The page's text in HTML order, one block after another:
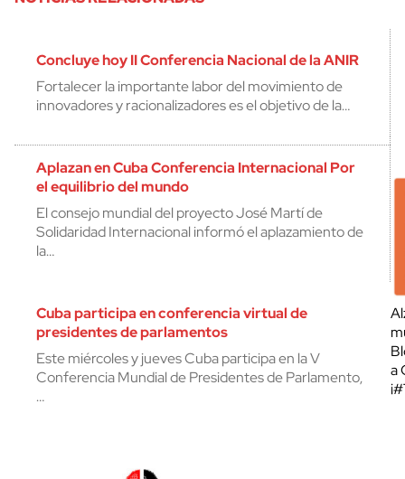
Concluye hoy II Conferencia Nacional de la ANIR
Fortalecer la importante labor del movimiento de
innovadores y racionalizadores es el objetivo de la…
Aplazan en Cuba Conferencia Internacional Por
el equilibrio del mundo
El consejo mundial del proyecto José Martí de
Solidaridad Internacional informó el aplazamiento de
la…
Cuba participa en conferencia virtual de
presidentes de parlamentos
Este miércoles y jueves Cuba participa en la V
Conferencia Mundial de Presidentes de Parlamento,
…
a